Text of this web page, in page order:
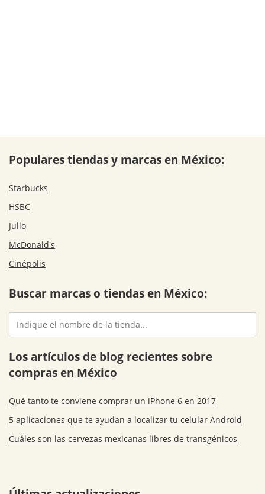
Populares tiendas y marcas en México:
Starbucks
HSBC
Julio
McDonald's
Cinépolis
Buscar marcas o tiendas en México:
Los artículos de blog recientes sobre
compras en México
Qué tanto te conviene comprar un iPhone 6 en 2017
5 aplicaciones que te ayudan a localizar tu celular Android
Cuáles son las cervezas mexicanas libres de transgénicos